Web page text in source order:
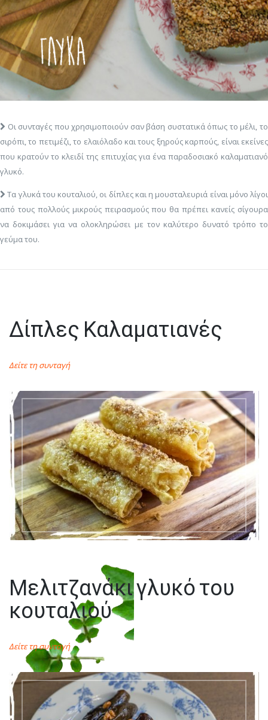
Οι συνταγές που χρησιμοποιούν σαν βάση συστατικά όπως το μέλι, το
σιρόπι, το πετιμέζι, το ελαιόλαδο και τους ξηρούς καρπούς, είναι εκείνες
που κρατούν το κλειδί της επιτυχίας για ένα παραδοσιακό καλαματιανό
γλυκό.
Τα γλυκά του κουταλιού, οι δίπλες και η μουσταλευριά είναι μόνο λίγοι
από τους πολλούς μικρούς πειρασμούς που θα πρέπει κανείς σίγουρα
να δοκιμάσει για να ολοκληρώσει με τον καλύτερο δυνατό τρόπο το
γεύμα του.
Δίπλες Καλαματιανές
Δείτε τη συνταγή
Μελιτζανάκι γλυκό του
κουταλιού
Δείτε τη συνταγή